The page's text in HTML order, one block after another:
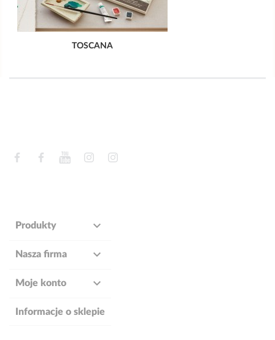
TOSCANA
FacebookFacebookYouTubeInstagram
Produkty 
Nasza firma 
Moje konto 
Informacje o sklepie